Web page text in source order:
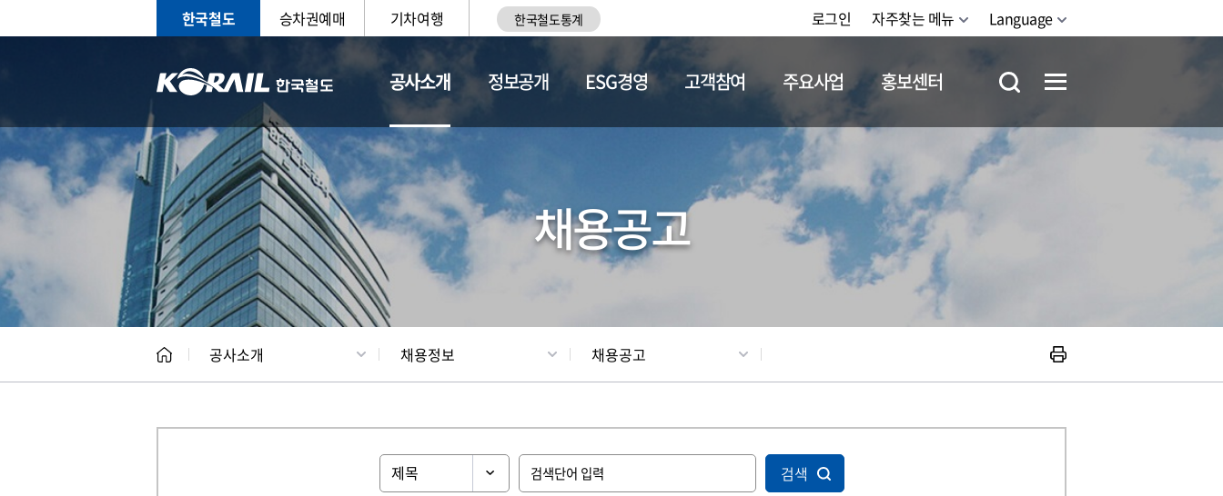
한국철도 승차권예매 기차여행 한국철도통계 로그인 자주찾는 메뉴 Language
공사소개
CEO 일반현황 채용정보
정보공개 ESG경영 고객참여 주요사업 홍보센터
채용공고
공사소개 채용정보 채용공고
검색